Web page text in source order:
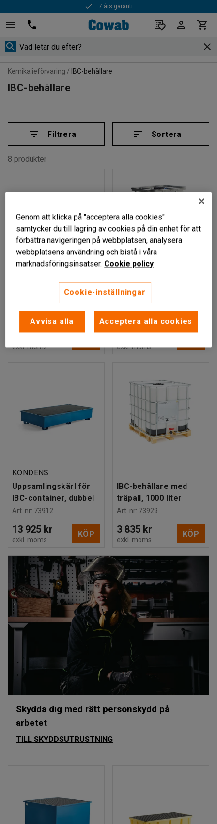
7 års garanti
Kemikalieförvaring IBC-behållare
IBC-behållare
Filtrera Sortera
8 produkter
Adapter till IBC-
: 73938
179 kr
exkl. moms
Finns i flera utföranden
IBC-behållare med
plastpall, 300 liter
Art. nr 73936
2 969 kr
exkl. moms
KONDENS
Uppsamlingskärl för
IBC-container, dubbel
Art. nr: 73912
13 925 kr
exkl. moms
KÖP
IBC-behållare med
träpall, 1000 liter
Art. nr: 73929
3 835 kr
exkl. moms
KÖP
Skydda dig med rätt personskydd på
arbetet
TILL SKYDDSUTRUSTNING
Genom att klicka på "acceptera alla cookies"
samtycker du till lagring av cookies på din enhet för att
förbättra navigeringen på webbplatsen, analysera
webbplatsens användning och bistå i våra
marknadsföringsinsatser. Cookie policy
Cookie-inställningar
Avvisa alla Acceptera alla cookies